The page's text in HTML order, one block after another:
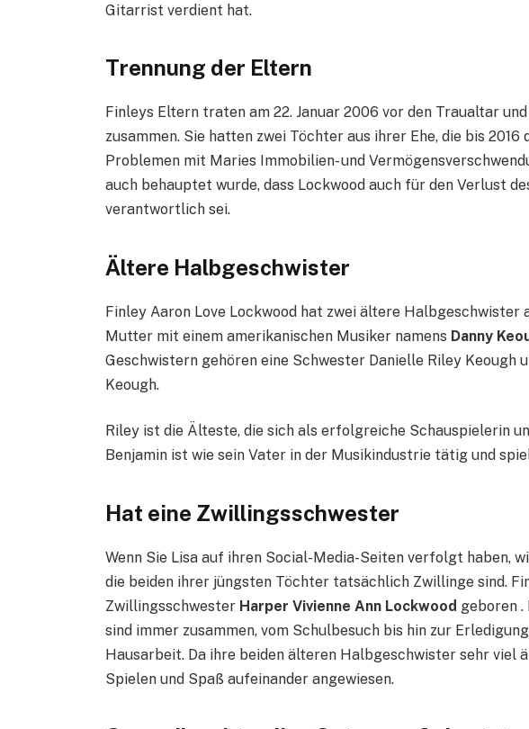
Gitarrist verdient hat.
Trennung der Eltern
Finleys Eltern traten am 22. Januar 2006 vor den Traualtar
zusammen. Sie hatten zwei Töchter aus ihrer Ehe, die bis
Problemen mit Maries Immobilien- und
auch behauptet wurde, dass Lockwood auch für den Verlust
verantwortlich sei.
Ältere Halbgeschwister
Finley Aaron Love Lockwood hat zwei ältere Halbgeschwister
Mutter mit einem amerikanischen Musiker namens Danny
Geschwistern gehören eine Schwester Danielle Riley Keough
Keough.
Riley ist die Älteste, die sich als erfolgreiche Schauspielerin
Benjamin ist wie sein Vater in der Musikindustrie tätig und
Hat eine Zwillingsschwester
Wenn Sie Lisa auf ihren Social-Media-Seiten verfolgt haben,
die beiden ihrer jüngsten Töchter tatsächlich Zwillinge sind.
Zwillingsschwester Harper Vivienne Ann Lockwood geboren .
sind immer zusammen, vom Schulbesuch bis hin zur
Hausarbeit. Da ihre beiden älteren Halbgeschwister sehr viel
Spielen und Spaß aufeinander angewiesen.